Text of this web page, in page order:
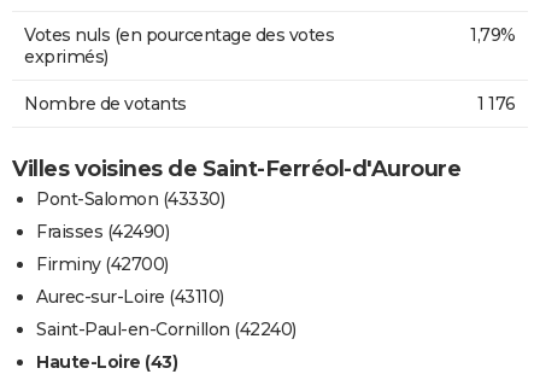
Votes nuls (en pourcentage des votes
exprimés)
1,79%
Nombre de votants 1 176
Villes voisines de Saint-Ferréol-d'Auroure
Pont-Salomon (43330)
Fraisses (42490)
Firminy (42700)
Aurec-sur-Loire (43110)
Saint-Paul-en-Cornillon (42240)
Haute-Loire (43)